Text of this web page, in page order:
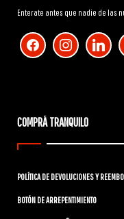
Enterate antes que nadie de las
facebook instagram linkedin
COMPRÁ TRANQUILO
POLÍTICA DE DEVOLUCIONES Y
BOTÓN DE ARREPENTIMIENTO